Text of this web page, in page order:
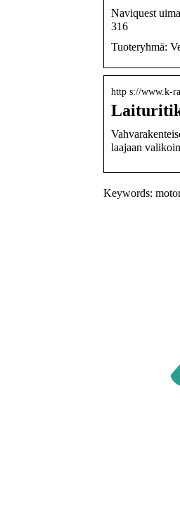
Naviquest
316
Tuoteryhmä:
http s://www.k-
laajaan
Keywords: